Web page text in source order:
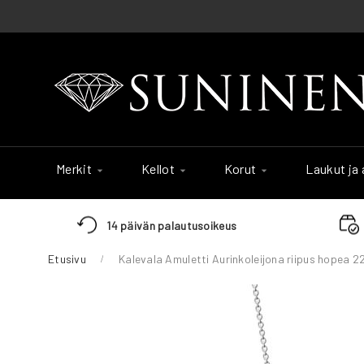
to
Merkit Kellot Korut Laukut ja
14 päivän palautusoikeus
Etusivu Kalevala Amuletti Aurinkoleijona riipus hopea